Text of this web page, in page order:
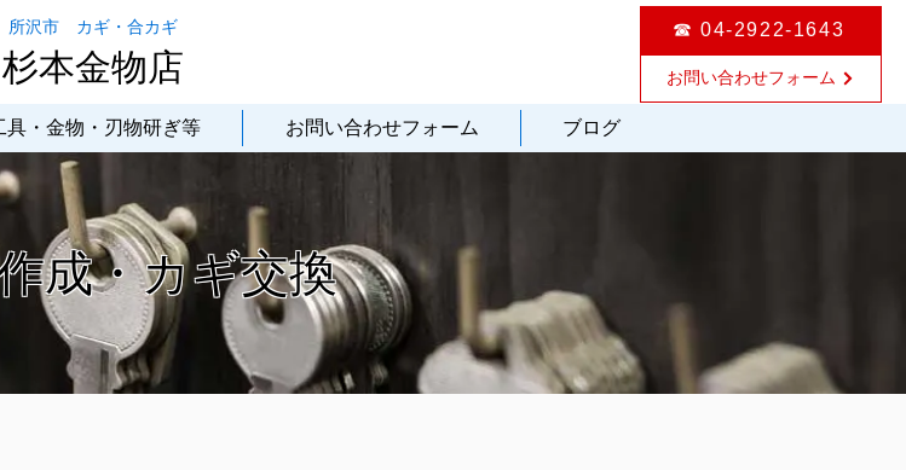
☎ 04-2922-1643
お問い合わせフォーム
所沢市 カギ・合カギ
杉本金物店
具・金物・刃物研ぎ等 お問い合わせフォーム ブログ
成・カギ交換